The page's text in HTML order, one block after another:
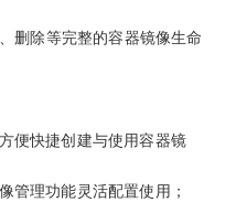
删除等完整的容器镜像生命
便快捷创建与使用容器镜
管理功能灵活配置使用；